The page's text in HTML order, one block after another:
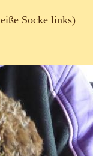
Socke links)